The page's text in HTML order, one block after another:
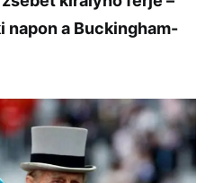
a Buckingham-